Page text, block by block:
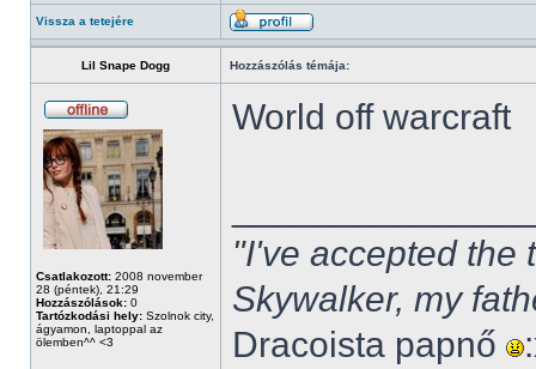
Vissza a tetejére
Lil Snape Dogg Hozzászólás témája:
Csatlakozott: 2008 november
28 (péntek), 21:29
Hozzászólások: 0
Tartózkodási hely: Szolnok city,
ágyamon, laptoppal az
ölemben^^ <3
World off warcraft
"I've accepted the
Skywalker, my
Dracoista papnő